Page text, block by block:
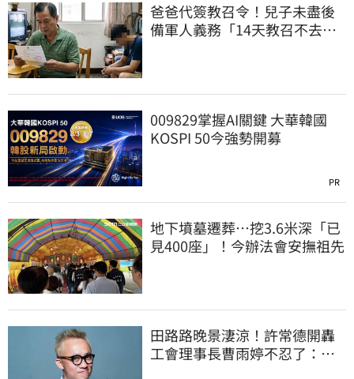
爸爸代簽教召令！兒子未盡後
備軍人義務「14天教召不去」
009829掌握AI關鍵 大華韓國
KOSPI 50今強勢開募
PR
地下墳墓遷葬…挖3.6米深「已
見400座」！今辦法會安撫祖先
田路路晚景淒涼！許常德開轟
工會理事長曹雨婷不忍了：別